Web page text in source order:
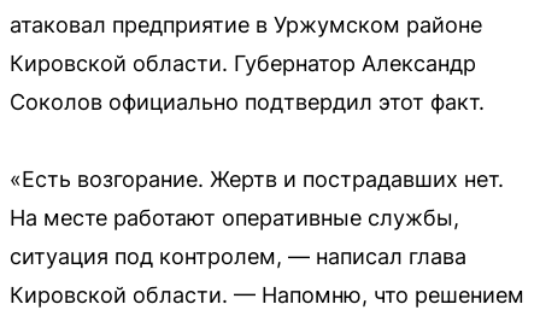
атаковал предприятие в Уржумском районе
Кировской области. Губернатор Александр
Соколов официально подтвердил этот факт.
«Есть возгорание. Жертв и пострадавших нет.
На месте работают оперативные службы,
ситуация под контролем, — написал глава
Кировской области. — Напомню, что решением